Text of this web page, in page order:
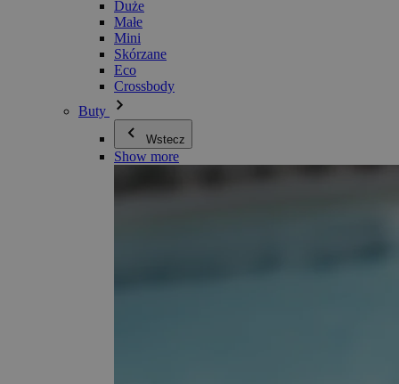
Duże
Małe
Mini
Skórzane
Eco
Crossbody
Buty
Wstecz
Show more